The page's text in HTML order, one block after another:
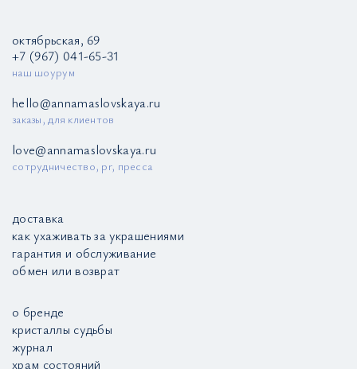
октябрьская, 69
+7 (967) 041-65-31
наш шоурум
hello@annamaslovskaya.ru
заказы, для клиентов
love@annamaslovskaya.ru
сотрудничество, pr, пресса
доставка
как ухаживать за украшениями
гарантия и обслуживание
обмен или возврат
о бренде
кристаллы судьбы
журнал
храм состояний